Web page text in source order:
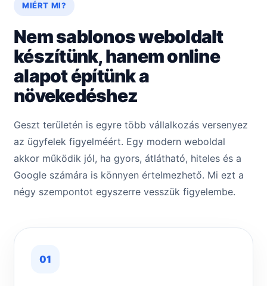
MIÉRT MI?
Nem sablonos weboldalt
készítünk, hanem online
alapot építünk a
növekedéshez
Geszt területén is egyre több vállalkozás versenyez
az ügyfelek figyelméért. Egy modern weboldal
akkor működik jól, ha gyors, átlátható, hiteles és a
Google számára is könnyen értelmezhető. Mi ezt a
négy szempontot egyszerre vesszük figyelembe.
01